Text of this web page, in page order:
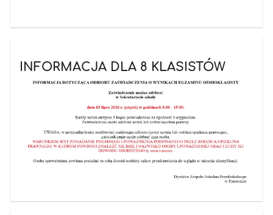
INFORMACJA DLA 8 KLASISTÓW